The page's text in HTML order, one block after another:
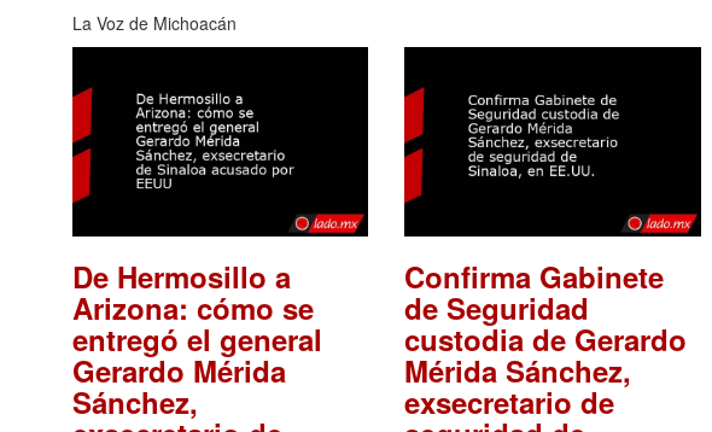
La Voz de Michoacán
De Hermosillo a
Arizona: cómo se
entregó el general
Gerardo Mérida
Sánchez,
Confirma Gabinete
de Seguridad
custodia de Gerardo
Mérida Sánchez,
exsecretario de